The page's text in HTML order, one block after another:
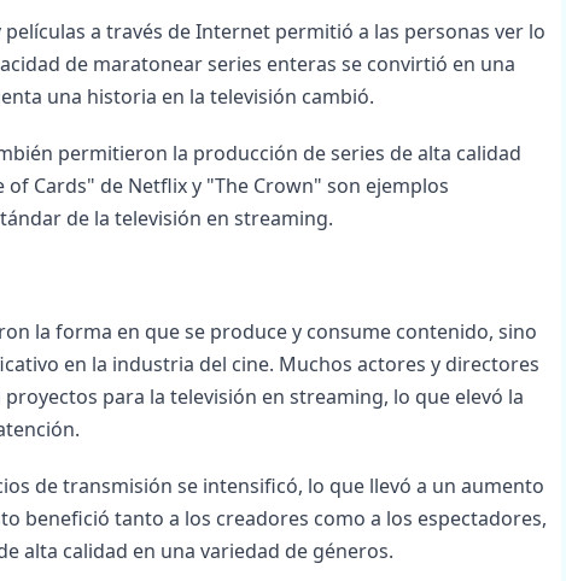
películas a través de Internet permitió a las personas ver lo
de maratonear series enteras se convirtió en una
una historia en la televisión cambió.
permitieron la producción de series de alta calidad
Cards" de Netflix y "The Crown" son ejemplos
de la televisión en streaming.
la forma en que se produce y consume contenido, sino
en la industria del cine. Muchos actores y directores
para la televisión en streaming, lo que elevó la
de transmisión se intensificó, lo que llevó a un aumento
benefició tanto a los creadores como a los espectadores,
alta calidad en una variedad de géneros.